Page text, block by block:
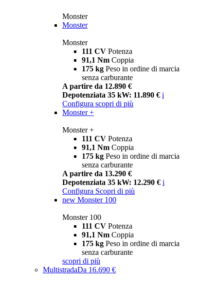
Monster
Monster
Monster
111 CV Potenza
91,1 Nm Coppia
175 kg Peso in ordine di marcia
senza carburante
A partire da 12.890 €
Depotenziata 35 kW: 11.890 € i
Configura scopri di più
Monster +
Monster +
111 CV Potenza
91,1 Nm Coppia
175 kg Peso in ordine di marcia
senza carburante
A partire da 13.290 €
Depotenziata 35 kW: 12.290 € i
Configura Scopri di più
new Monster 100
Monster 100
111 CV Potenza
91,1 Nm Coppia
175 kg Peso in ordine di marcia
senza carburante
scopri di più
MultistradaDa 16.690 €